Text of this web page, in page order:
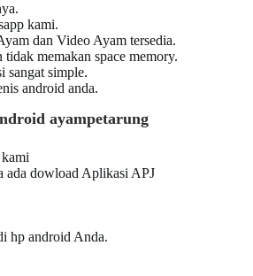
kami.
dan Video Ayam tersedia.
memakan space memory.
sangat simple.
android anda.
ayampetarung
ada dowload Aplikasi APJ
hp android Anda.